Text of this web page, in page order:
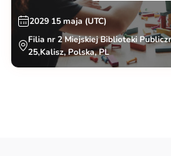
2029 15 maja (UTC)
Filia nr 2 Miejskiej Biblioteki
25,Kalisz, Polska, PL